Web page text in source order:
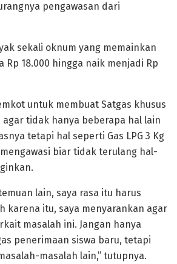
pengawasan dari
sekali oknum yang memainkan
Rp 18.000 hingga naik menjadi Rp
untuk membuat Satgas khusus
tidak hanya beberapa hal lain
tetapi hal seperti Gas LPG 3 Kg
biar tidak terulang hal-
lain, saya rasa itu harus
karena itu, saya menyarankan agar
masalah ini. Jangan hanya
penerimaan siswa baru, tetapi
masalah lain,” tutupnya.